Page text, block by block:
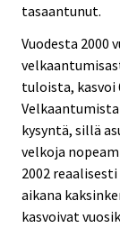
tasaantunut.
Vuodesta 2000
tuloista, kasvoi
kysyntä, sillä
velkoja
2002
aikana
kasvoivat